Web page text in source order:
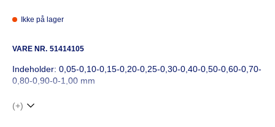
Ikke på lager
VARE NR. 51414105
Indeholder: 0,05-0,10-0,15-0,20-0,25-0,30-0,40-0,50-0,60-0,70-
0,80-0,90-0-1,00 mm
(+)